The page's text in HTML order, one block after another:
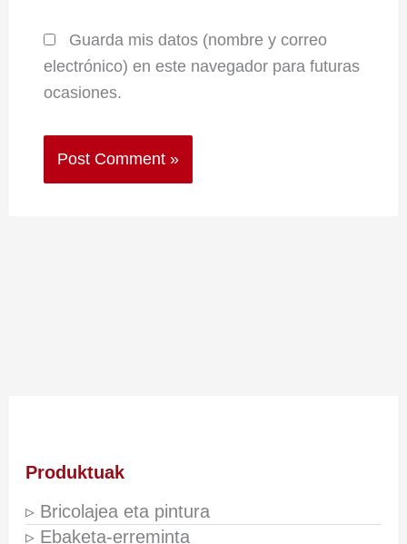
Guarda mis datos (nombre y correo
electrónico) en este navegador para futuras
ocasiones.
Produktuak
▹ Bricolajea eta pintura
▹ Ebaketa-erreminta